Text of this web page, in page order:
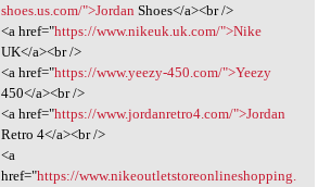
shoes.us.com/">Jordan Shoes</a><br />
<a href="https://www.nikeuk.uk.com/">Nike
UK</a><br />
<a href="https://www.yeezy-450.com/">Yeezy
450</a><br />
<a href="https://www.jordanretro4.com/">Jordan
Retro 4</a><br />
<a
href="https://www.nikeoutletstoreonlineshopping.